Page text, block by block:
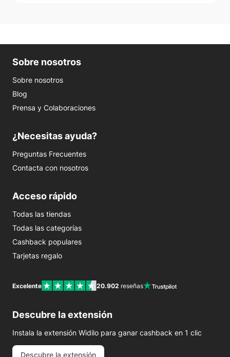
Sobre nosotros
Sobre nosotros
Blog
Prensa y Colaboraciones
¿Necesitas ayuda?
Preguntas Frecuentes
Contacta con nosotros
Acceso rápido
Todas las tiendas
Todas las categorías
Cashback populares
Tarjetas regalo
Excelente 20.902 reseñas
Descubre la extensión
Instala la extensión Widilo para ganar cashback en 1 clic
Descubre la extensión